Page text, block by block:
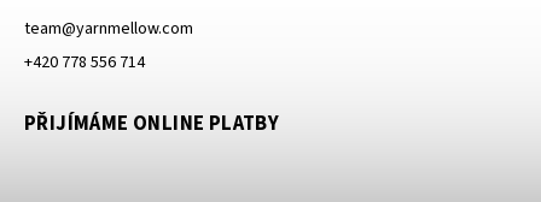
team@yarnmellow.com
+420 778 556 714
PŘIJÍMÁME ONLINE PLATBY